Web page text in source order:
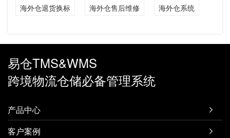
海外仓退货换标 海外仓售后维修 海外仓系统
易仓TMS&WMS
跨境物流仓储必备管理系统
产品中心 
客户案例 